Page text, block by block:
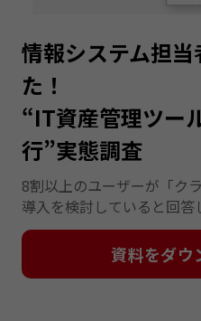
情報システム担
た！
“IT資産管理ツー
行”実態調査
8割以上のユーザーが「ク
導入を検討していると回答
資料をダウ